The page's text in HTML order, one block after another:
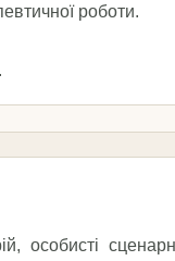
роботи.
особисті